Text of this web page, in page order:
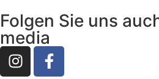
Folgen Sie uns
media